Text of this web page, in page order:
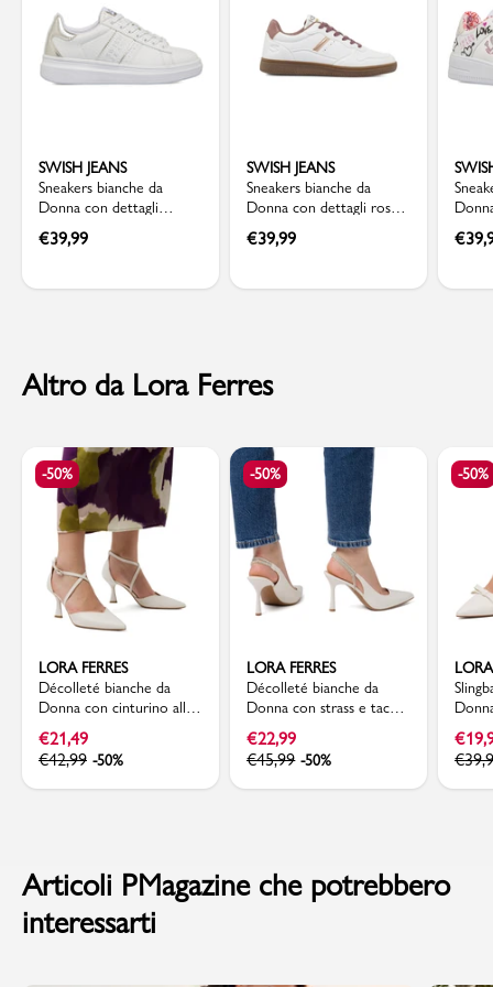
SWISH JEANS
Sneakers bianche da
Donna con dettagli
argento Swish Jeans
€39,99
SWISH JEANS
Sneakers bianche da
Donna con dettagli rosa
Swish Jeans
€39,99 €
Altro da Lora Ferres
-50%
LORA FERRES
Décolleté bianche da
Donna con cinturino alla
caviglia e tacco rocchetto
7 cm Lora Ferres
€21,49
€42,99 -50%
-50%
LORA FERRES
Décolleté bianche da
Donna con strass e tacco
a stiletto 9 cm Lora
Ferres
€22,99
€45,99 -50%
-50%
a
Ferres
€
€
Articoli PMagazine che potrebbero
interessarti